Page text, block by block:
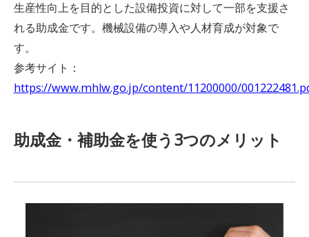
生産性向上を目的とした設備投資に対して一部を支援さ
れる助成金です。機械設備の導入や人材育成が対象で
す。
参考サイト：
https://www.mhlw.go.jp/content/11200000/
助成金・補助金を使う3つのメリット